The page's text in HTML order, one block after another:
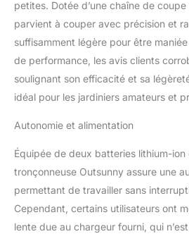
de 3 Ah,
idéale
et
avec une
chaîne
permet
petites. Dotée d’une chaîne de
parvient à couper avec précision et
suffisamment légère pour être
de performance, les avis clients
soulignant son efficacité et sa
idéal pour les jardiniers amateurs et
Autonomie et alimentation
Équipée de deux batteries lithium-
tronçonneuse Outsunny assure une
permettant de travailler sans
Cependant, certains utilisateurs ont
lente due au chargeur fourni, qui